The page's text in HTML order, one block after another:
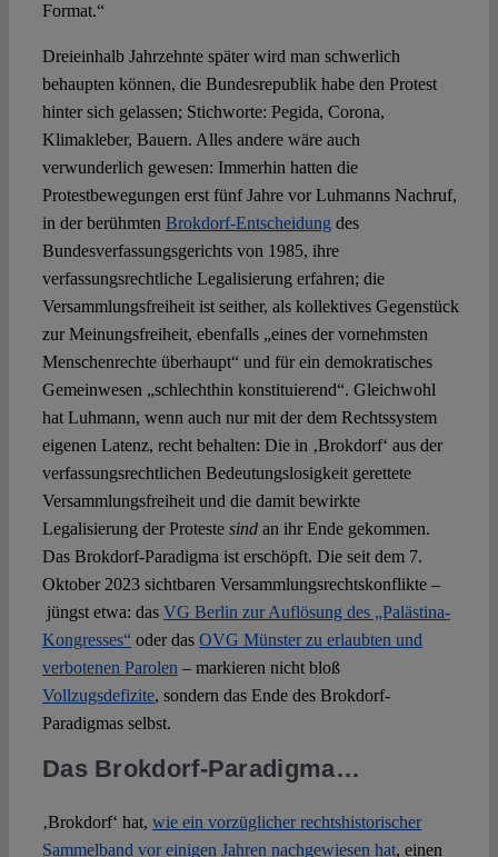
Format.“
Dreieinhalb Jahrzehnte später wird man schwerlich
behaupten können, die Bundesrepublik habe den Protest
hinter sich gelassen; Stichworte: Pegida, Corona,
Klimakleber, Bauern. Alles andere wäre auch
verwunderlich gewesen: Immerhin hatten die
Protestbewegungen erst fünf Jahre vor Luhmanns Nachruf,
in der berühmten Brokdorf-Entscheidung des
Bundesverfassungsgerichts von 1985, ihre
verfassungsrechtliche Legalisierung erfahren; die
Versammlungsfreiheit ist seither, als kollektives Gegenstück
zur Meinungsfreiheit, ebenfalls „eines der vornehmsten
Menschenrechte überhaupt“ und für ein demokratisches
Gemeinwesen „schlechthin konstituierend“. Gleichwohl
hat Luhmann, wenn auch nur mit der dem Rechtssystem
eigenen Latenz, recht behalten: Die in ‚Brokdorf‘ aus der
verfassungsrechtlichen Bedeutungslosigkeit gerettete
Versammlungsfreiheit und die damit bewirkte
Legalisierung der Proteste sindan ihr Ende gekommen.
Das Brokdorf-Paradigma ist erschöpft. Die seit dem 7.
Oktober 2023 sichtbaren Versammlungsrechtskonflikte –
jüngst etwa: das VG Berlin zur Auflösung des „Palästina-
Kongresses“oder das OVG Münster zu erlaubten und
verbotenen Parolen – markieren nicht bloß
Vollzugsdefizite, sondern das Ende des Brokdorf-
Paradigmas selbst.
Das Brokdorf-Paradigma…
‚Brokdorf‘ hat, wie ein vorzüglicher rechtshistorischer
Sammelband vor einigen Jahren nachgewiesen hat, einen